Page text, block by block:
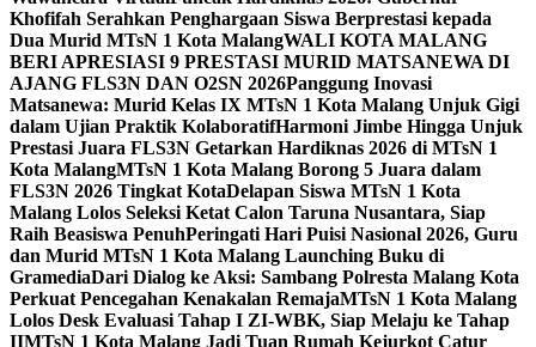
Khofifah Serahkan Penghargaan Siswa Berprestasi kepada
Dua Murid MTsN 1 Kota MalangWALI KOTA MALANG
BERI APRESIASI 9 PRESTASI MURID MATSANEWA DI
AJANG FLS3N DAN O2SN 2026Panggung Inovasi
Matsanewa: Murid Kelas IX MTsN 1 Kota Malang Unjuk Gigi
dalam Ujian Praktik KolaboratifHarmoni Jimbe Hingga Unjuk
Prestasi Juara FLS3N Getarkan Hardiknas 2026 di MTsN 1
Kota MalangMTsN 1 Kota Malang Borong 5 Juara dalam
FLS3N 2026 Tingkat KotaDelapan Siswa MTsN 1 Kota
Malang Lolos Seleksi Ketat Calon Taruna Nusantara, Siap
Raih Beasiswa PenuhPeringati Hari Puisi Nasional 2026, Guru
dan Murid MTsN 1 Kota Malang Launching Buku di
GramediaDari Dialog ke Aksi: Sambang Polresta Malang Kota
Perkuat Pencegahan Kenakalan RemajaMTsN 1 Kota Malang
Lolos Desk Evaluasi Tahap I ZI-WBK, Siap Melaju ke Tahap
IIMTsN 1 Kota Malang Jadi Tuan Rumah Kejurkot Catur